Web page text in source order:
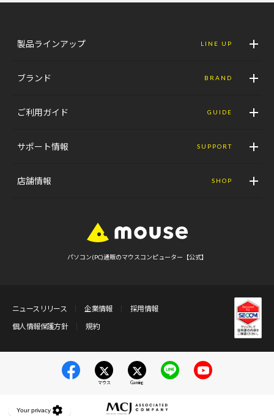
製品ラインアップ LINE UP
ブランド BRAND
ご利用ガイド GUIDE
サポート情報 SUPPORT
店舗情報 SHOP
パソコン(PC)通販のマウスコンピューター【公式】
ニュースリリース 企業情報
採用情報
個人情報保護方針
規約
マウス Gaming